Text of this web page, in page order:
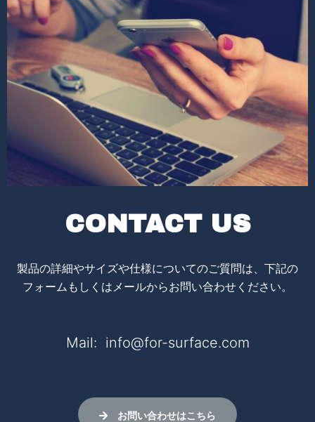
CONTACT US
製品の詳細やサイズや仕様についてのご質問は、下記の
フォームもしくはメールからお問い合わせください。
Mail: info@for-surface.com
お問い合わせはこちら